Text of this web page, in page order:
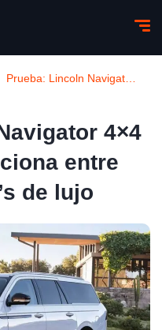
4×4
entre
de lujo